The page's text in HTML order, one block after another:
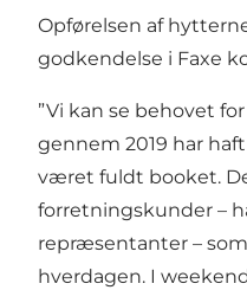
Opførelsen af
godkendelse i Faxe
”Vi kan se behovet
gennem 2019 har
været fuldt booket.
forretningskunder –
repræsentanter –
hverdagen. I